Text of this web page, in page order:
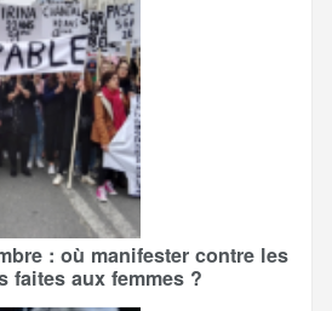
: où manifester contre les
faites aux femmes ?